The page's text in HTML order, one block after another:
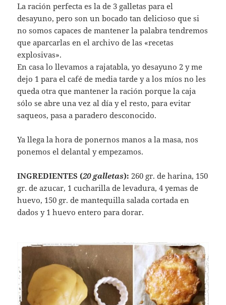
La ración perfecta es la de 3 galletas para el
desayuno, pero son un bocado tan delicioso que si
no somos capaces de mantener la palabra tendremos
que aparcarlas en el archivo de las «recetas
explosivas».
En casa lo llevamos a rajatabla, yo desayuno 2 y me
dejo 1 para el café de media tarde y a los míos no les
queda otra que mantener la ración porque la caja
sólo se abre una vez al día y el resto, para evitar
saqueos, pasa a paradero desconocido.
Ya llega la hora de ponernos manos a la masa, nos
ponemos el delantal y empezamos.
INGREDIENTES (20 galletas):260 gr. de harina, 150
gr. de azucar, 1 cucharilla de levadura, 4 yemas de
huevo, 150 gr. de mantequilla salada cortada en
dados y 1 huevo entero para dorar.